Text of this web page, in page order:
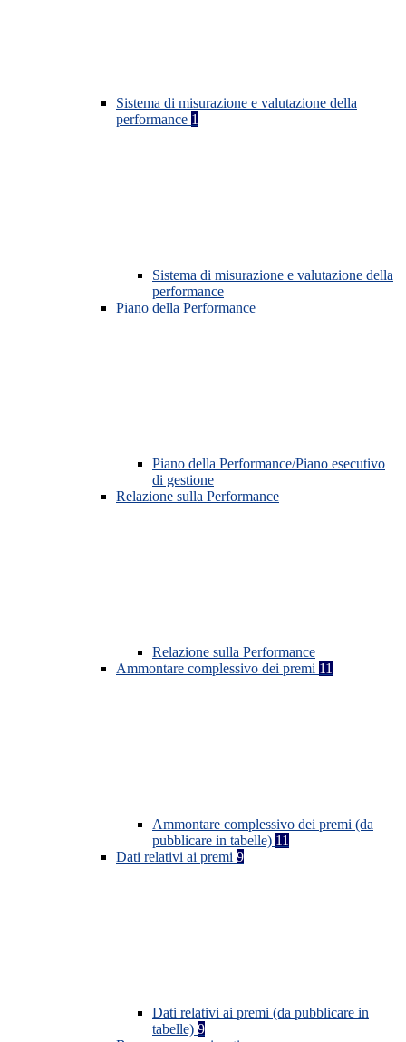
Sistema di misurazione e valutazione della
performance 1
Sistema di misurazione e valutazione della
performance
Piano della Performance
Piano della Performance/Piano esecutivo
di gestione
Relazione sulla Performance
Relazione sulla Performance
Ammontare complessivo dei premi 11
Ammontare complessivo dei premi (da
pubblicare in tabelle) 11
Dati relativi ai premi 9
Dati relativi ai premi (da pubblicare in
tabelle) 9